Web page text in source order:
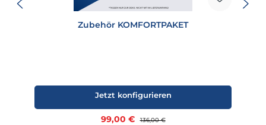
Zubehör KOMFORTPAKET
Verkaufspreis:
99,00 € Regulärer Preis:
136,00 €
Jetzt konfigurieren